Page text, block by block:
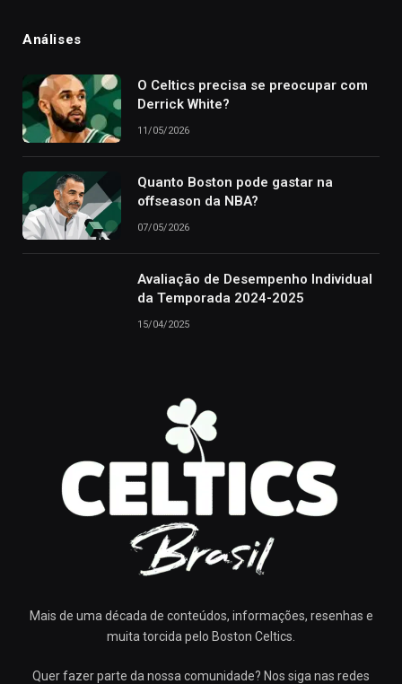
Análises
O Celtics precisa se preocupar com
Derrick White?
11/05/2026
Quanto Boston pode gastar na
offseason da NBA?
07/05/2026
Avaliação de Desempenho Individual
da Temporada 2024-2025
15/04/2025
Mais de uma década de conteúdos, informações, resenhas e
muita torcida pelo Boston Celtics.
Quer fazer parte da nossa comunidade? Nos siga nas redes